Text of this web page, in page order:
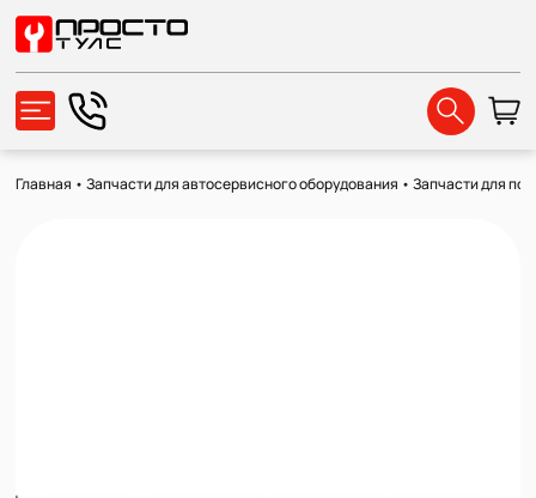
Главная •Запчасти для автосервисного оборудования •Запчасти для